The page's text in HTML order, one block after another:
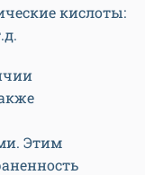
кислоты:
Этим